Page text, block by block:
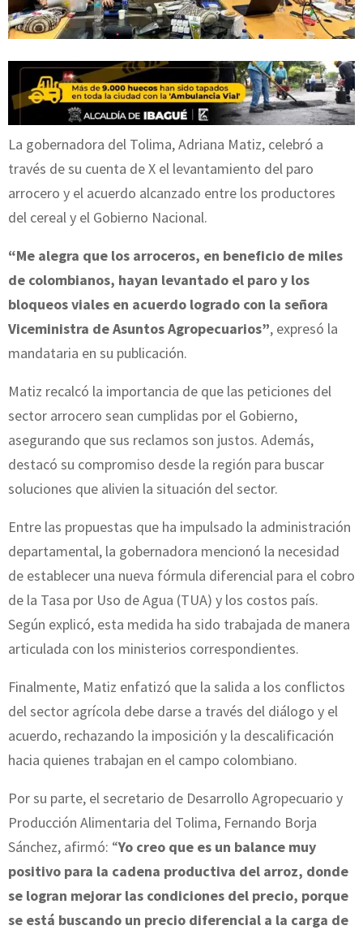
La gobernadora del Tolima, Adriana Matiz, celebró a
través de su cuenta de X el levantamiento del paro
arrocero y el acuerdo alcanzado entre los productores
del cereal y el Gobierno Nacional.
“Me alegra que los arroceros, en beneficio de miles
de colombianos, hayan levantado el paro y los
bloqueos viales en acuerdo logrado con la señora
Viceministra de Asuntos Agropecuarios”, expresó la
mandataria en su publicación.
Matiz recalcó la importancia de que las peticiones del
sector arrocero sean cumplidas por el Gobierno,
asegurando que sus reclamos son justos. Además,
destacó su compromiso desde la región para buscar
soluciones que alivien la situación del sector.
Entre las propuestas que ha impulsado la administración
departamental, la gobernadora mencionó la necesidad
de establecer una nueva fórmula diferencial para el cobro
de la Tasa por Uso de Agua (TUA) y los costos país.
Según explicó, esta medida ha sido trabajada de manera
articulada con los ministerios correspondientes.
Finalmente, Matiz enfatizó que la salida a los conflictos
del sector agrícola debe darse a través del diálogo y el
acuerdo, rechazando la imposición y la descalificación
hacia quienes trabajan en el campo colombiano.
Por su parte, el secretario de Desarrollo Agropecuario y
Producción Alimentaria del Tolima, Fernando Borja
Sánchez, afirmó: “Yo creo que es un balance muy
positivo para la cadena productiva del arroz, donde
se logran mejorar las condiciones del precio, porque
se está buscando un precio diferencial a la carga de